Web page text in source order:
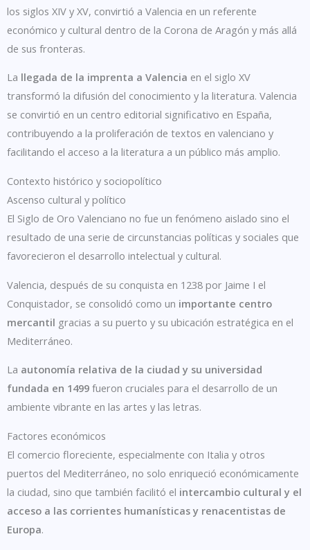
los siglos XIV y XV, convirtió a Valencia en un referente
económico y cultural dentro de la Corona de Aragón y más allá
de sus fronteras.
La llegada de la imprenta a Valencia en el siglo XV
transformó la difusión del conocimiento y la literatura. Valencia
se convirtió en un centro editorial significativo en España,
contribuyendo a la proliferación de textos en valenciano y
facilitando el acceso a la literatura a un público más amplio.
Contexto histórico y sociopolítico
Ascenso cultural y político
El Siglo de Oro Valenciano no fue un fenómeno aislado sino el
resultado de una serie de circunstancias políticas y sociales que
favorecieron el desarrollo intelectual y cultural.
Valencia, después de su conquista en 1238 por Jaime I el
Conquistador, se consolidó como un importante centro
mercantil gracias a su puerto y su ubicación estratégica en el
Mediterráneo.
La autonomía relativa de la ciudad y su universidad
fundada en 1499 fueron cruciales para el desarrollo de un
ambiente vibrante en las artes y las letras.
Factores económicos
El comercio floreciente, especialmente con Italia y otros
puertos del Mediterráneo, no solo enriqueció económicamente
la ciudad, sino que también facilitó el intercambio cultural y el
acceso a las corrientes humanísticas y renacentistas de
Europa.